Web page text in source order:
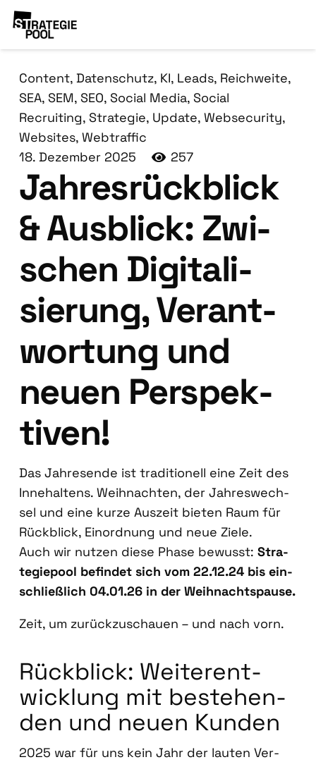
Content, Datenschutz, KI, Leads, Reichweite,
SEA, SEM, SEO, Social Media, Social
Recruiting, Strategie, Update, Websecurity,
Websites, Webtraffic
18. Dezember 2025
257
Jah­res­rück­blick
& Aus­blick: Zwi­
schen Digi­ta­li­
sie­rung, Ver­ant­
wor­tung und
neu­en Per­spek­
ti­ven!
Das Jah­res­en­de ist tra­di­tio­nell eine Zeit des
Inne­hal­tens. Weih­nach­ten, der Jah­res­wech­
sel und eine kur­ze Aus­zeit bie­ten Raum für
Rück­blick, Ein­ord­nung und neue Zie­le.
Auch wir nut­zen die­se Pha­se bewusst: Stra­
te­gie­pool befin­det sich vom 22.12.24 bis ein­
schließ­lich 04.01.26 in der Weih­nachts­pau­se.
Zeit, um zurück­zu­schau­en – und nach vorn.
Rück­blick: Wei­ter­ent­
wick­lung mit bestehen­
den und neu­en Kun­den
2025 war für uns kein Jahr der lau­ten Ver­